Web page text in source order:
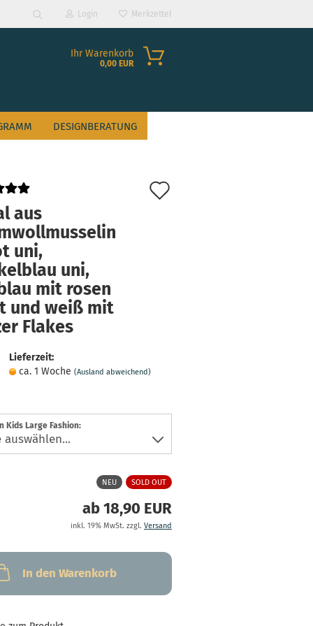
Suche...
Login Merkzettel
Ihr Warenkorb
0,00 EUR
DESIGNBERATUNG
aus
uni,
uni,
mit rosen
und weiß mit
Flakes
Lieferzeit:
ca. 1 Woche (Ausland abweichend)
Kids Large Fashion:
NEU SOLD OUT
ab 18,90 EUR
inkl. 19% MwSt. zzgl. Versand
In den Warenkorb